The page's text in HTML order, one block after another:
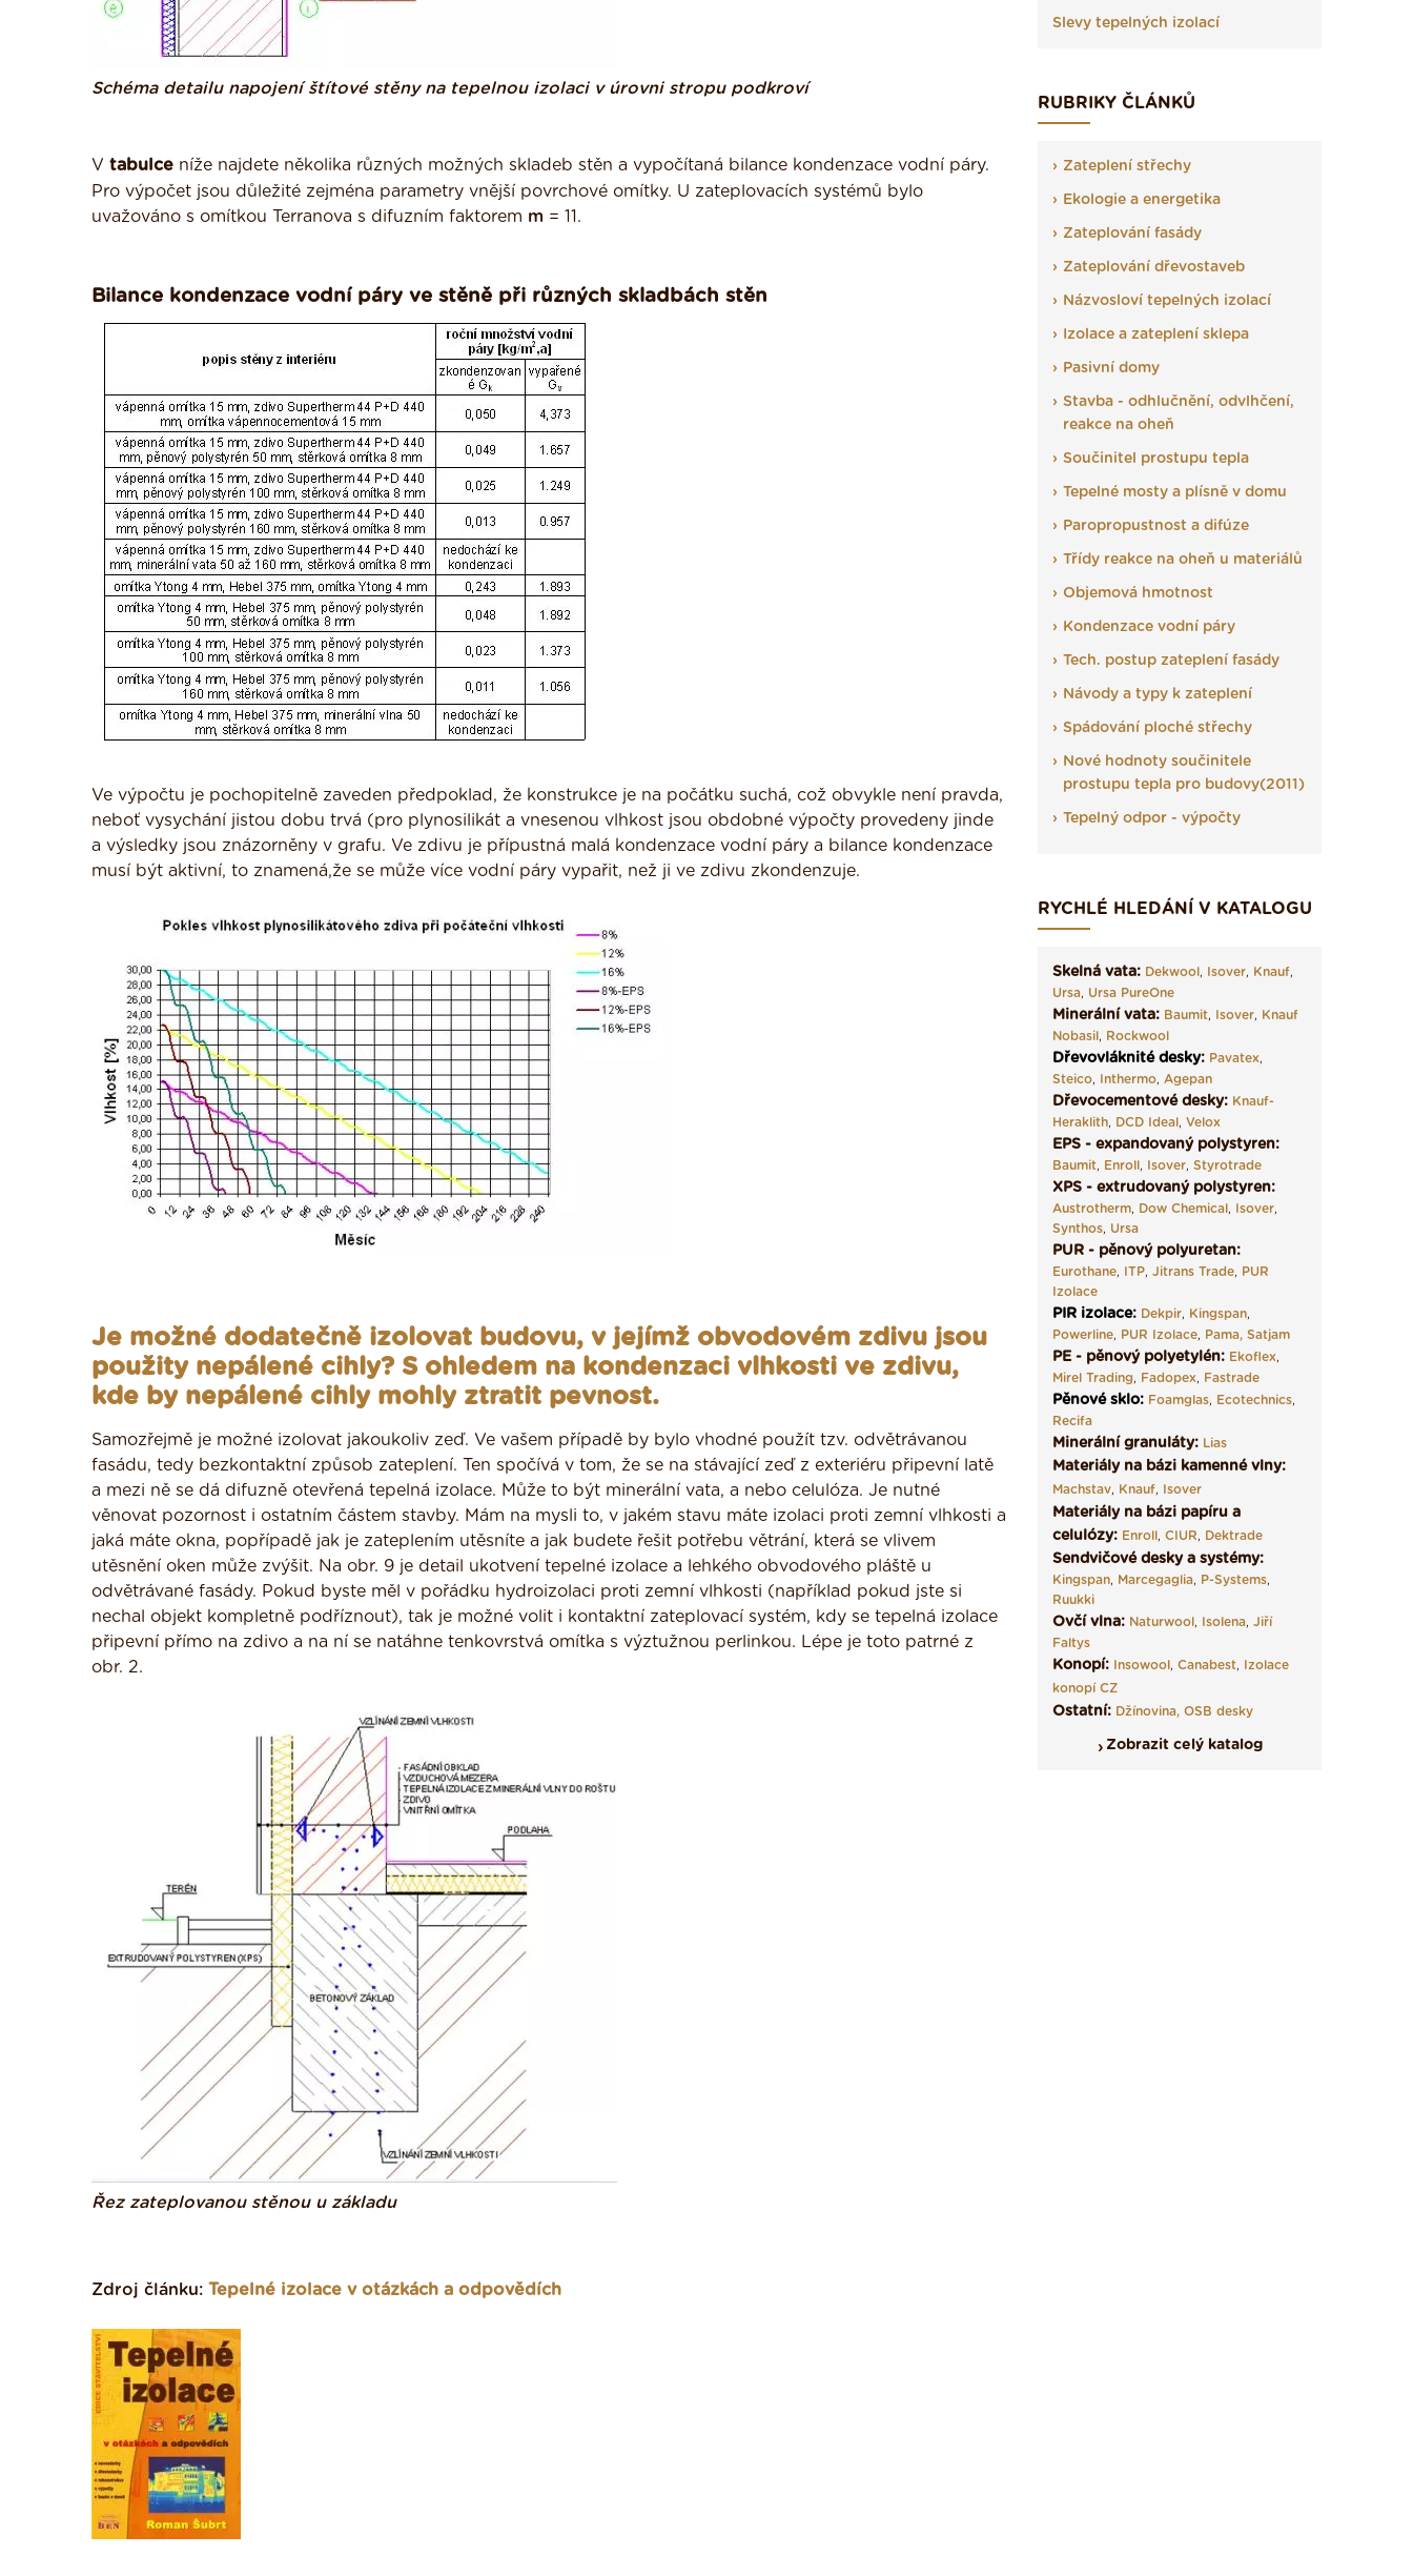
Schéma detailu napojení štítové stěny na tepelnou izolaci v úrovni stropu podkroví
V tabulce níže najdete několika různých možných skladeb stěn a vypočítaná bilance kondenzace vodní páry.
Pro výpočet jsou důležité zejména parametry vnější povrchové omítky. U zateplovacích systémů bylo
uvažováno s omítkou Terranova s difuzním faktorem m = 11.
Bilance kondenzace vodní páry ve stěně při různých skladbách stěn
Ve výpočtu je pochopitelně zaveden předpoklad, že konstrukce je na počátku suchá, což obvykle není pravda,
neboť vysychání jistou dobu trvá (pro plynosilikát a vnesenou vlhkost jsou obdobné výpočty provedeny jinde
a výsledky jsou znázorněny v grafu. Ve zdivu je přípustná malá kondenzace vodní páry a bilance kondenzace
musí být aktivní, to znamená,že se může více vodní páry vypařit, než ji ve zdivu zkondenzuje.
Je možné dodatečně izolovat budovu, v jejímž obvodovém zdivu jsou
použity nepálené cihly? S ohledem na kondenzaci vlhkosti ve zdivu,
kde by nepálené cihly mohly ztratit pevnost.
Samozřejmě je možné izolovat jakoukoliv zeď. Ve vašem případě by bylo vhodné použít tzv. odvětrávanou
fasádu, tedy bezkontaktní způsob zateplení. Ten spočívá v tom, že se na stávající zeď z exteriéru připevní latě
a mezi ně se dá difuzně otevřená tepelná izolace. Může to být minerální vata, a nebo celulóza. Je nutné
věnovat pozornost i ostatním částem stavby. Mám na mysli to, v jakém stavu máte izolaci proti zemní vlhkosti a
jaká máte okna, popřípadě jak je zateplením utěsníte a jak budete řešit potřebu větrání, která se vlivem
utěsnění oken může zvýšit. Na obr. 9 je detail ukotvení tepelné izolace a lehkého obvodového pláště u
odvětrávané fasády. Pokud byste měl v pořádku hydroizolaci proti zemní vlhkosti (například pokud jste si
nechal objekt kompletně podříznout), tak je možné volit i kontaktní zateplovací systém, kdy se tepelná izolace
připevní přímo na zdivo a na ní se natáhne tenkovrstvá omítka s výztužnou perlinkou. Lépe je toto patrné z
obr. 2.
Řez zateplovanou stěnou u základu
Zdroj článku: Tepelné izolace v otázkách a odpovědích
Slevy tepelných izolací
RUBRIKY ČLÁNKŮ
Zateplení střechy
Ekologie a energetika
Zateplování fasády
Zateplování dřevostaveb
Názvosloví tepelných izolací
Izolace a zateplení sklepa
Pasivní domy
Stavba - odhlučnění, odvlhčení,
reakce na oheň
Součinitel prostupu tepla
Tepelné mosty a plísně v domu
Paropropustnost a difúze
Třídy reakce na oheň u materiálů
Objemová hmotnost
Kondenzace vodní páry
Tech. postup zateplení fasády
Návody a typy k zateplení
Spádování ploché střechy
Nové hodnoty součinitele
prostupu tepla pro budovy(2011)
Tepelný odpor - výpočty
RYCHLÉ HLEDÁNÍ V KATALOGU
Skelná vata: Dekwool, Isover, Knauf,
Ursa, Ursa PureOne
Minerální vata: Baumit, Isover, Knauf
Nobasil, Rockwool
Dřevovláknité desky: Pavatex,
Steico, Inthermo, Agepan
Dřevocementové desky: Knauf-
Heraklith, DCD Ideal, Velox
EPS - expandovaný polystyren:
Baumit, Enroll, Isover, Styrotrade
XPS - extrudovaný polystyren:
Austrotherm, Dow Chemical, Isover,
Synthos, Ursa
PUR - pěnový polyuretan:
Eurothane, ITP, Jitrans Trade, PUR
Izolace
PIR izolace: Dekpir, Kingspan,
Powerline, PUR Izolace, Pama, Satjam
PE - pěnový polyetylén: Ekoflex,
Mirel Trading, Fadopex, Fastrade
Pěnové sklo: Foamglas, Ecotechnics,
Recifa
Minerální granuláty: Lias
Materiály na bázi kamenné vlny:
Machstav, Knauf, Isover
Materiály na bázi papíru a
celulózy: Enroll, CIUR, Dektrade
Sendvičové desky a systémy:
Kingspan, Marcegaglia, P-Systems,
Ruukki
Ovčí vlna: Naturwool, Isolena, Jiří
Faltys
Konopí: Insowool, Canabest, Izolace
konopí CZ
Ostatní: Džínovina, OSB desky
Zobrazit celý katalog